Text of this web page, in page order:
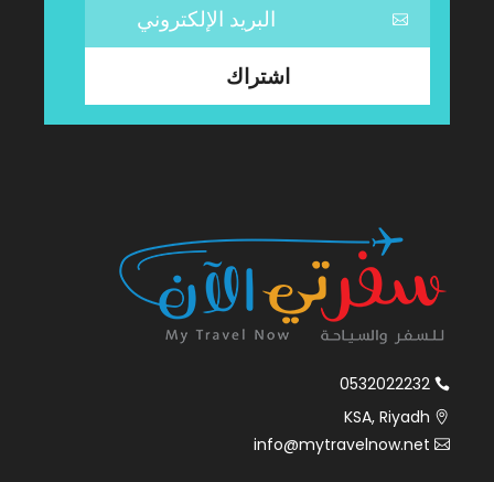
0532022232
KSA, Riyadh
info@mytravelnow.net